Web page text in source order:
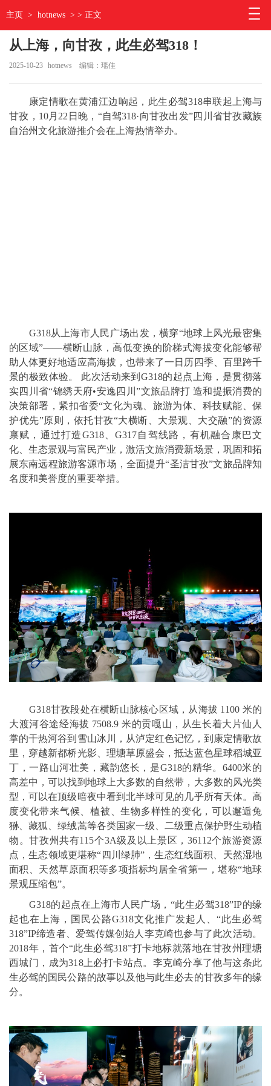
主页 > hotnews > > 正文
从上海，向甘孜，此生必驾318！
2025-10-23 hotnews 编辑：瑶佳
康定情歌在黄浦江边响起，此生必驾318串联起上海与
甘孜，10月22日晚，“自驾318·向甘孜出发”四川省甘孜藏族
自治州文化旅游推介会在上海热情举办。
G318从上海市人民广场出发，横穿“地球上风光最密集
的区域”——横断山脉，高低变换的阶梯式海拔变化能够帮
助人体更好地适应高海拔，也带来了一日历四季、百里跨千
景的极致体验。 此次活动来到G318的起点上海，是贯彻落
实四川省“锦绣天府•安逸四川”⽂旅品牌打 造和提振消费的
决策部署，紧扣省委“文化为魂、旅游为体、科技赋能、保
护优先”原则，依托甘孜“大横断、大景观、大交融”的资源
禀赋，通过打造G318、G317自驾线路，有机融合康巴文
化、生态景观与富民产业，激活文旅消费新场景，巩固和拓
展东南远程旅游客源市场，全面提升“圣洁甘孜”文旅品牌知
名度和美誉度的重要举措。
G318甘孜段处在横断山脉核心区域，从海拔 1100 米的
大渡河谷途经海拔 7508.9 米的贡嘎山，从生长着大片仙人
掌的干热河谷到雪山冰川，从泸定红色记忆，到康定情歌故
里，穿越新都桥光影、理塘草原盛会，抵达蓝色星球稻城亚
丁，一路山河壮美，藏韵悠长，是G318的精华。6400米的
高差中，可以找到地球上大多数的自然带，大多数的风光类
型，可以在顶级暗夜中看到北半球可见的几乎所有天体。高
度变化带来气候、植被、生物多样性的变化，可以邂逅兔
狲、藏狐、绿绒蒿等各类国家一级、二级重点保护野生动植
物。甘孜州共有115个3A级及以上景区，36112个旅游资源
点，生态领域更堪称“四川绿肺”，生态红线面积、天然湿地
面积、天然草原面积等多项指标均居全省第一，堪称“地球
景观压缩包”。
G318的起点在上海市人民广场，“此生必驾318”IP的缘
起也在上海，国民公路G318文化推广发起人、“此生必驾
318”IP缔造者、爱驾传媒创始人李克崎也参与了此次活动。
2018年，首个“此生必驾318”打卡地标就落地在甘孜州理塘
西城门，成为318上必打卡站点。李克崎分享了他与这条此
生必驾的国民公路的故事以及他与此生必去的甘孜多年的缘
分。